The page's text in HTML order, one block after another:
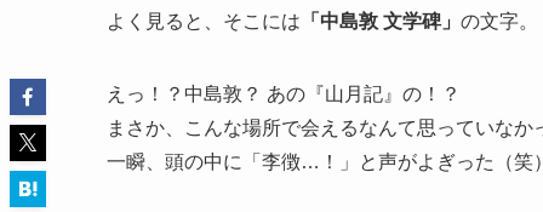
よく見ると、そこには 「中島敦 文学碑」 の文字。
えっ！？中島敦？ あの『山月記』の！？
まさか、こんな場所で会えるなんて思っていなか
一瞬、頭の中に「李徴…！」と声がよぎった（笑）